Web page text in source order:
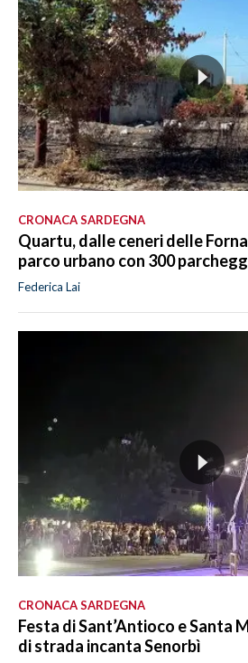
CRONACA SARDEGNA
Quartu, dalle ceneri delle
parco urbano con 300
Federica Lai
CRONACA SARDEGNA
Festa di Sant’Antioco e Santa
di strada incanta Senorbì